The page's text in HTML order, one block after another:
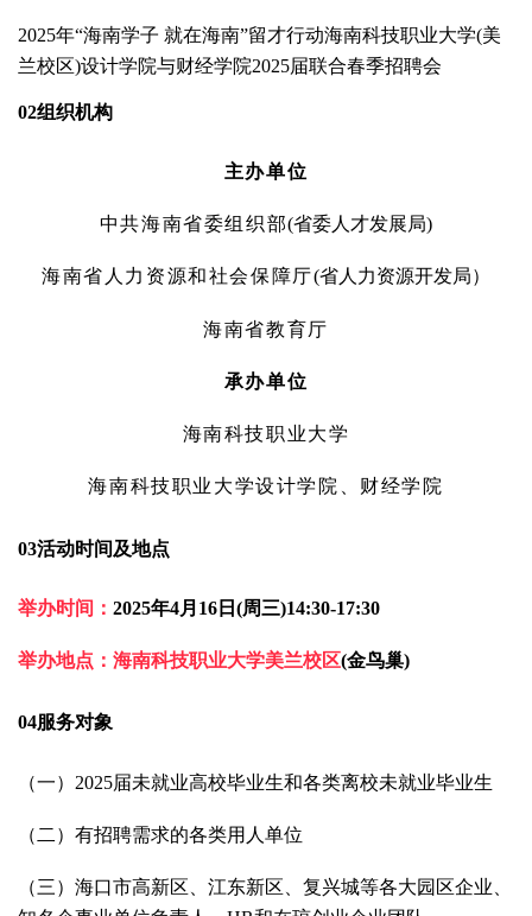
2025年“海南学子 就在海南”留才行动海南科技职业大学(美
兰校区)设计学院与财经学院2025届联合春季招聘会
02组织机构
主办单位
中共海南省委组织部(省委人才发展局)
海南省人力资源和社会保障厅(省人力资源开发局）
海南省教育厅
承办单位
海南科技职业大学
海南科技职业大学设计学院、财经学院
03活动时间及地点
举办时间： 2025年4月 16 日 (周三)14:30-17:30
举办地点：海南科技职业大学美兰校区(金鸟巢)
04服务对象
（一） 2025届未就业高校毕业生和各类离校未就业毕业生
（二）有招聘需求的各类用人单位
（三）海口市高新区、江东新区、复兴城等各大园区企业、